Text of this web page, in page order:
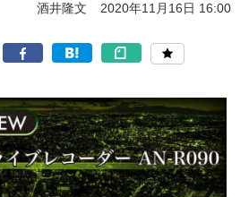
酒井隆文 2020年11月16日 16:00